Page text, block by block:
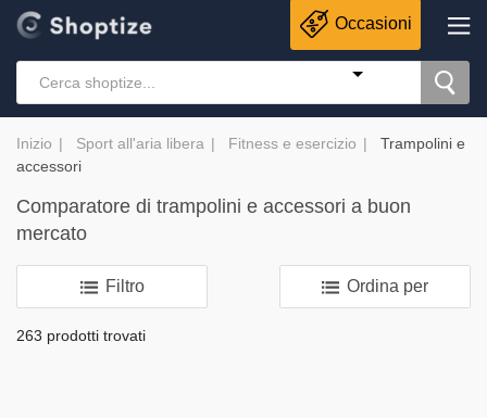
Occasioni
Inizio Sport all'aria libera Fitness e esercizio
Trampolini e
accessori
Comparatore di trampolini e accessori a buon
mercato
Filtro Ordina per
263 prodotti trovati